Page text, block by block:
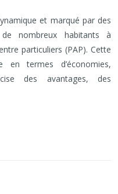
et marqué par des
nombreux habitants à
particuliers (PAP). Cette
en termes d’économies,
des avantages, des